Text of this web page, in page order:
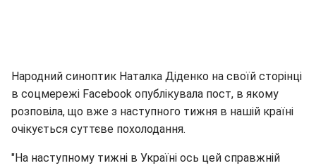
Народний синоптик Наталка Діденко на своїй сторінці
в соцмережі Facebook опублікувала пост, в якому
розповіла, що вже з наступного тижня в нашій країні
очікується суттєве похолодання.
"На наступному тижні в Україні ось цей справжній